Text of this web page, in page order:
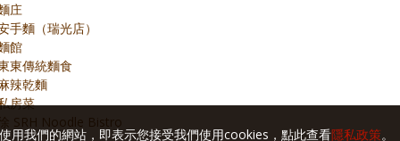
庄
麵（瑞光店）
館
東傳統麵食
辣乾麵
房菜
SRH Noodle Bistro
用我們的網站，即表示您接受我們使用cookies，點此查看隱私政策。